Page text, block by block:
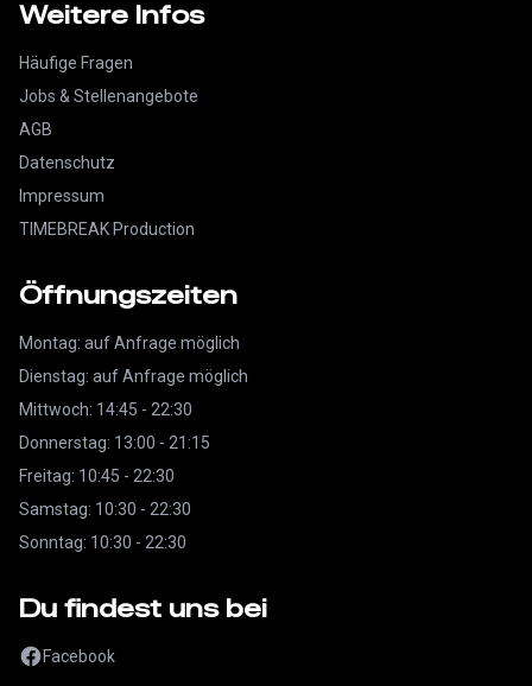
Weitere Infos
Häufige Fragen
Jobs & Stellenangebote
AGB
Datenschutz
Impressum
TIMEBREAK Production
Öffnungszeiten
Montag: auf Anfrage möglich
Dienstag: auf Anfrage möglich
Mittwoch: 14:45 - 22:30
Donnerstag: 13:00 - 21:15
Freitag: 10:45 - 22:30
Samstag: 10:30 - 22:30
Sonntag: 10:30 - 22:30
Du findest uns bei
Facebook